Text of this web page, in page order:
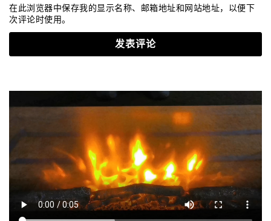
在此浏览器中保存我的显示名称、邮箱地址和网站地址，以便下
次评论时使用。